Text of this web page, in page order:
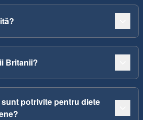
Britanii?
potrivite pentru diete